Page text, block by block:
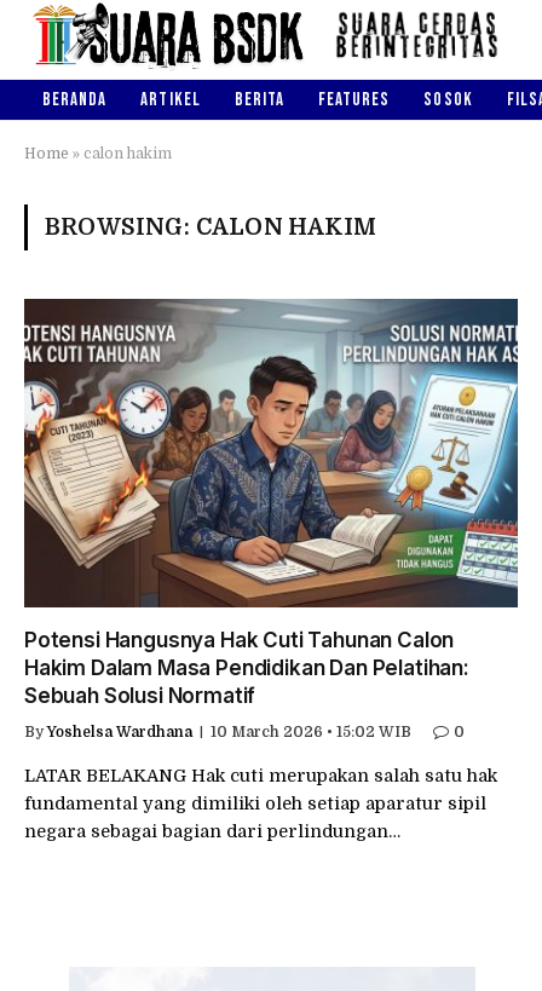
BERANDA ARTIKEL BERITA FEATURES SOSOK
Home » calon hakim
BROWSING: CALON HAKIM
Potensi Hangusnya Hak Cuti Tahunan Calon
Hakim Dalam Masa Pendidikan Dan Pelatihan:
Sebuah Solusi Normatif
By Yoshelsa Wardhana 10 March 2026 • 15:02 WIB 0
LATAR BELAKANG Hak cuti merupakan salah satu hak
fundamental yang dimiliki oleh setiap aparatur sipil
negara sebagai bagian dari perlindungan…